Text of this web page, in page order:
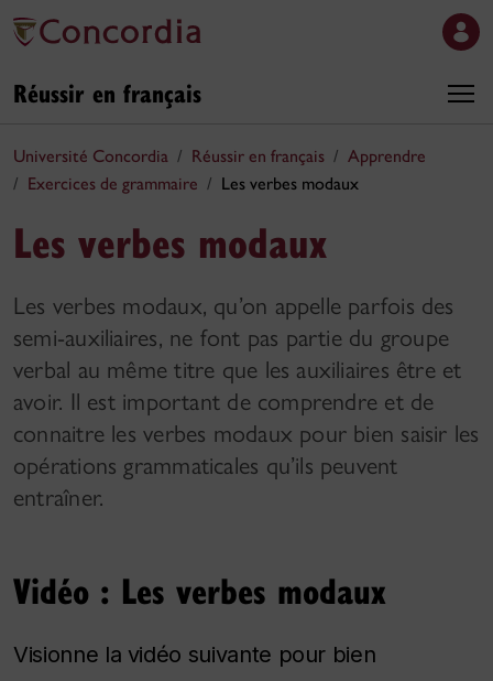
Réussir en français
Université Concordia Réussir en français
Apprendre
Exercices de grammaire
Les verbes modaux
Les verbes modaux
Les verbes modaux, qu’on appelle parfois des
semi-auxiliaires, ne font pas partie du groupe
verbal au même titre que les auxiliaires être et
avoir. Il est important de comprendre et de
connaitre les verbes modaux pour bien saisir les
opérations grammaticales qu’ils peuvent
entraîner.
Vidéo : Les verbes modaux
Visionne la vidéo suivante pour bien